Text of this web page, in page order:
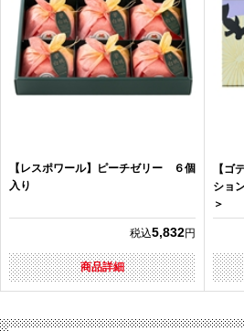
【レスポワール】ピーチゼリー ６個
入り
税込5,832円
商品詳細
【ゴ
ショ
＞